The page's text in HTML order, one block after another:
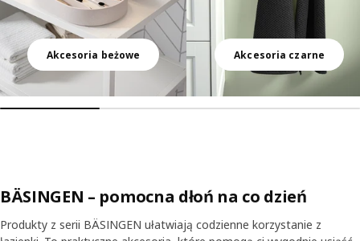
Akcesoria beżowe Akcesoria czarne
BÄSINGEN – pomocna dłoń na co dzień
Produkty z serii BÄSINGEN ułatwiają codzienne korzystanie z